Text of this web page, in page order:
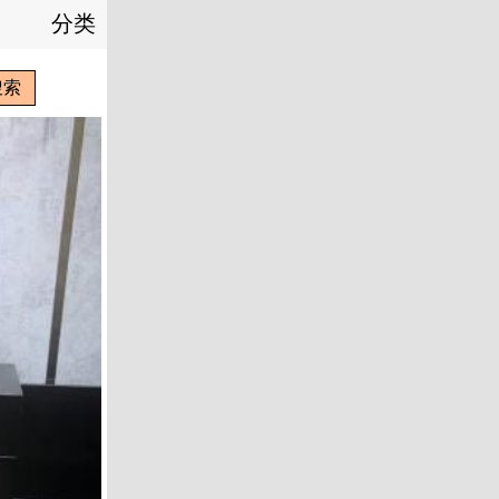
分类